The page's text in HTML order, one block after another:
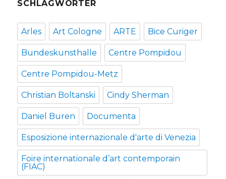
SCHLAGWÖRTER
Arles Art Cologne ARTE Bice Curiger
Bundeskunsthalle Centre Pompidou
Centre Pompidou-Metz
Christian Boltanski Cindy Sherman
Daniel Buren Documenta
Esposizione internazionale d'arte di Venezia
Foire internationale d’art contemporain
(FIAC)